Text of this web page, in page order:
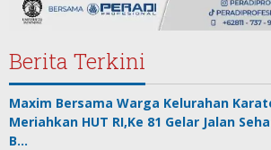
Berita Terkini
Maxim Bersama Warga Kelurahan
Meriahkan HUT RI,Ke 81 Gelar Jalan
B…